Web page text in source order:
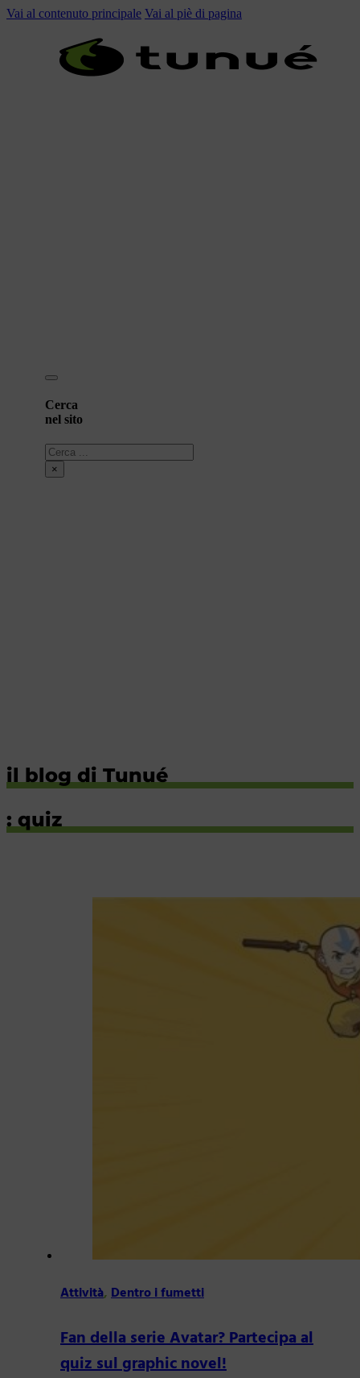
Vai al contenuto principale Vai al piè di pagina
Cerca
nel sito
Cerca
×
il blog di Tunué
: quiz
Attività,Dentro i fumetti
Fan della serie Avatar? Partecipa al
quiz sul graphic novel!